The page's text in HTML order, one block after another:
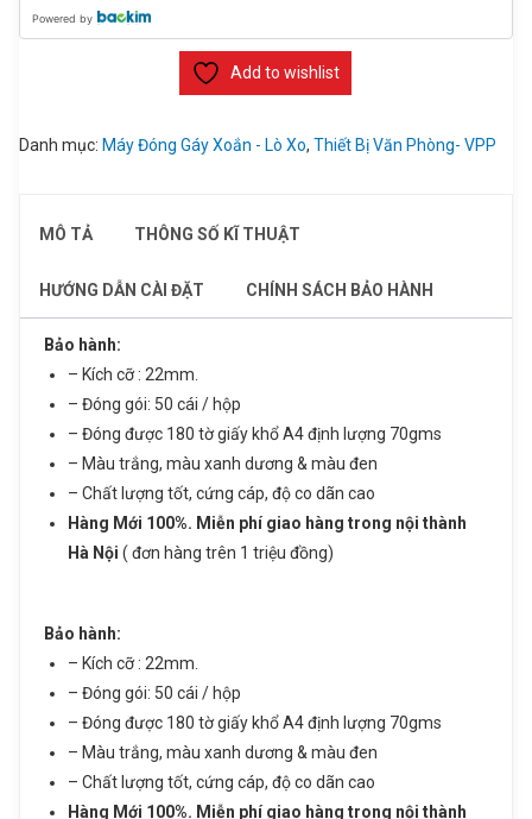
Powered by
Add to wishlist
Danh mục: Máy Đóng Gáy Xoắn - Lò Xo, Thiết Bị Văn Phòng- VPP
MÔ TẢ THÔNG SỐ KĨ THUẬT
HƯỚNG DẪN CÀI ĐẶT CHÍNH SÁCH BẢO HÀNH
Bảo hành:
– Kích cỡ : 22mm.
– Đóng gói: 50 cái / hộp
– Đóng được 180 tờ giấy khổ A4 định lượng 70gms
– Màu trắng, màu xanh dương & màu đen
– Chất lượng tốt, cứng cáp, độ co dãn cao
Hàng Mới 100%. Miễn phí giao hàng trong nội thành
Hà Nội ( đơn hàng trên 1 triệu đồng)
Bảo hành:
– Kích cỡ : 22mm.
– Đóng gói: 50 cái / hộp
– Đóng được 180 tờ giấy khổ A4 định lượng 70gms
– Màu trắng, màu xanh dương & màu đen
– Chất lượng tốt, cứng cáp, độ co dãn cao
Hàng Mới 100%. Miễn phí giao hàng trong nội thành